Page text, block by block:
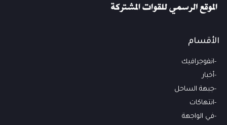
الأقسام
انفوجرافيك
أخبار
جبهة الساحل
انتهاكات
في الواجهة